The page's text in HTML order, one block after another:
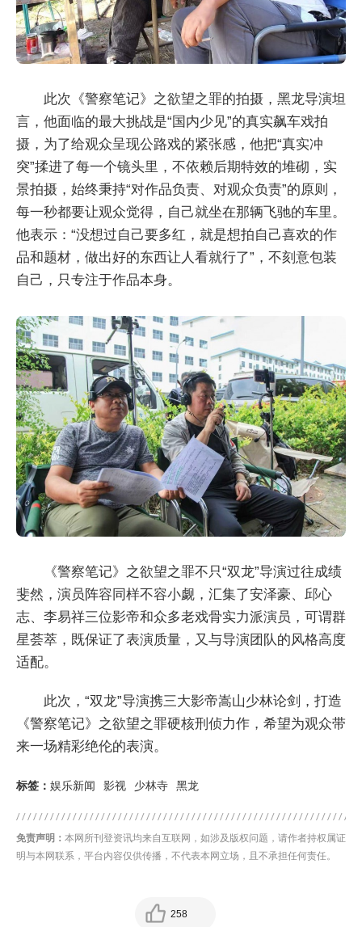
此次《警察笔记》之欲望之罪的拍摄，黑龙导演坦
言，他面临的最大挑战是“国内少见”的真实飙车戏拍
摄，为了给观众呈现公路戏的紧张感，他把“真实冲
突”揉进了每一个镜头里，不依赖后期特效的堆砌，实
景拍摄，始终秉持“对作品负责、对观众负责”的原则，
每一秒都要让观众觉得，自己就坐在那辆飞驰的车里。
他表示：“没想过自己要多红，就是想拍自己喜欢的作
品和题材，做出好的东西让人看就行了”，不刻意包装
自己，只专注于作品本身。
《警察笔记》之欲望之罪不只“双龙”导演过往成绩
斐然，演员阵容同样不容小觑，汇集了安泽豪、邱心
志、李易祥三位影帝和众多老戏骨实力派演员，可谓群
星荟萃，既保证了表演质量，又与导演团队的风格高度
适配。
此次，“双龙”导演携三大影帝嵩山少林论剑，打造
《警察笔记》之欲望之罪硬核刑侦力作，希望为观众带
来一场精彩绝伦的表演。
标签： 娱乐新闻 影视 少林寺 黑龙
免责声明： 本网所刊登资讯均来自互联网，如涉及版权问题，请作者持权属证
明与本网联系，平台内容仅供传播，不代表本网立场，且不承担任何责任。
258